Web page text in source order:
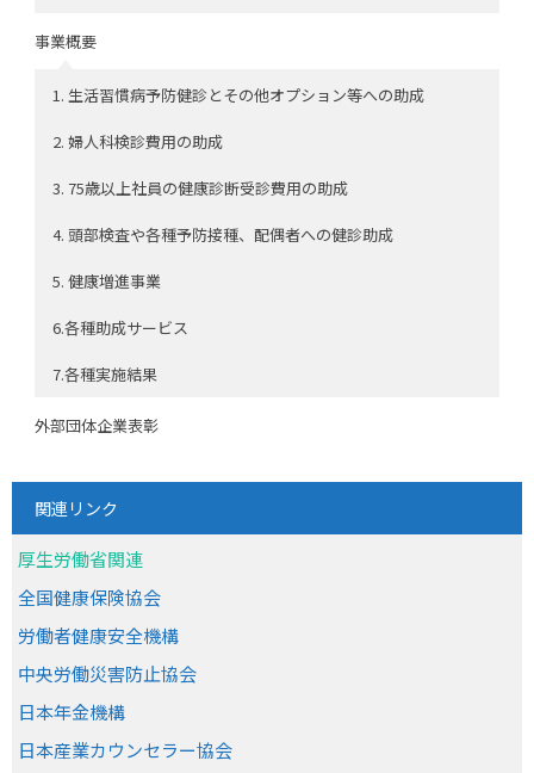
事業概要
1. 生活習慣病予防健診とその他オプション等への助成
2. 婦人科検診費用の助成
3. 75歳以上社員の健康診断受診費用の助成
4. 頭部検査や各種予防接種、配偶者への健診助成
5. 健康増進事業
6.各種助成サービス
7.各種実施結果
外部団体企業表彰
関連リンク
厚生労働省関連
全国健康保険協会
労働者健康安全機構
中央労働災害防止協会
日本年金機構
日本産業カウンセラー協会